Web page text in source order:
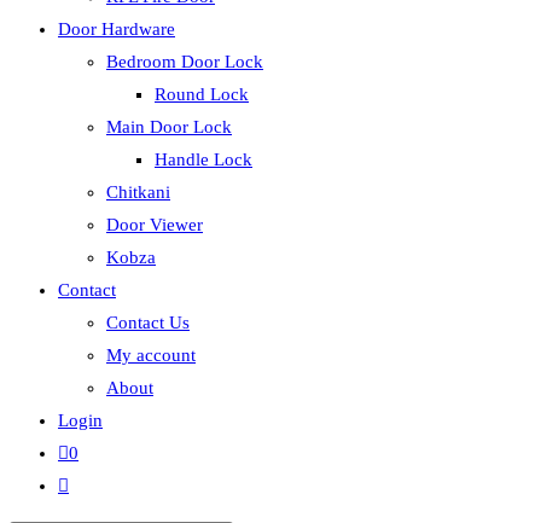
Door Hardware
Bedroom Door Lock
Round Lock
Main Door Lock
Handle Lock
Chitkani
Door Viewer
Kobza
Contact
Contact Us
My account
About
Login
0
Toggle